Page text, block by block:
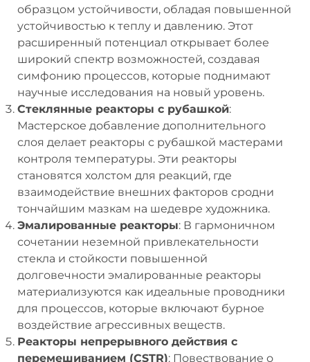
образцом устойчивости, обладая повышенной
устойчивостью к теплу и давлению. Этот
расширенный потенциал открывает более
широкий спектр возможностей, создавая
симфонию процессов, которые поднимают
научные исследования на новый уровень.
Стеклянные реакторы с рубашкой:
Мастерское добавление дополнительного
слоя делает реакторы с рубашкой мастерами
контроля температуры. Эти реакторы
становятся холстом для реакций, где
взаимодействие внешних факторов сродни
тончайшим мазкам на шедевре художника.
Эмалированные реакторы: В гармоничном
сочетании неземной привлекательности
стекла и стойкости повышенной
долговечности эмалированные реакторы
материализуются как идеальные проводники
для процессов, которые включают бурное
воздействие агрессивных веществ.
Реакторы непрерывного действия с
перемешиванием (CSTR): Повествование о